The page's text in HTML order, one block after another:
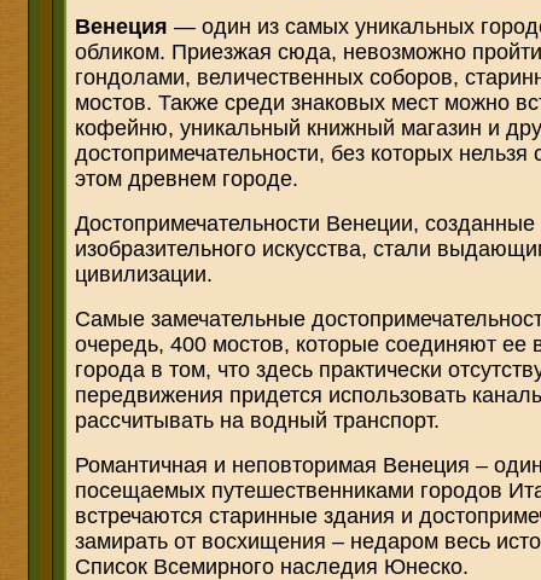
Венеция — один из самых уникальных
обликом. Приезжая сюда, невозможно
гондолами, величественных соборов,
мостов. Также среди знаковых мест можно
кофейню, уникальный книжный магазин и
достопримечательности, без которых
этом древнем городе.
Достопримечательности Венеции,
изобразительного искусства, стали
цивилизации.
Самые замечательные
очередь, 400 мостов, которые соединяют ее
города в том, что здесь практически
передвижения придется использовать
рассчитывать на водный транспорт.
Романтичная и неповторимая Венеция –
посещаемых путешественниками городов
встречаются старинные здания и
замирать от восхищения – недаром весь
Список Всемирного наследия Юнеско.